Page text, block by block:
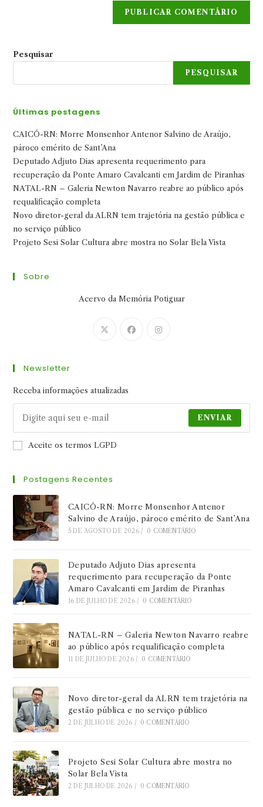
Pesquisar
PESQUISAR
Últimas postagens
CAICÓ-RN: Morre Monsenhor Antenor Salvino de Araújo,
pároco emérito de Sant’Ana
Deputado Adjuto Dias apresenta requerimento para
recuperação da Ponte Amaro Cavalcanti em Jardim de Piranhas
NATAL-RN – Galeria Newton Navarro reabre ao público após
requalificação completa
Novo diretor-geral da ALRN tem trajetória na gestão pública e
no serviço público
Projeto Sesi Solar Cultura abre mostra no Solar Bela Vista
Sobre
Acervo da Memória Potiguar
Abre
Abre
Newsletter
Receba informações atualizadas
ENVIAR
Aceite os termos LGPD
Postagens Recentes
CAICÓ-RN: Morre Monsenhor Antenor
Salvino de Araújo, pároco emérito de Sant’Ana
5 DE AGOSTO DE 2026 / 0 COMENTÁRIO
Deputado Adjuto Dias apresenta
requerimento para recuperação da Ponte
Amaro Cavalcanti em Jardim de Piranhas
16 DE JULHO DE 2026 / 0 COMENTÁRIO
NATAL-RN – Galeria Newton Navarro reabre
ao público após requalificação completa
11 DE JULHO DE 2026 / 0 COMENTÁRIO
Novo diretor-geral da ALRN tem trajetória na
gestão pública e no serviço público
2 DE JULHO DE 2026 / 0 COMENTÁRIO
Projeto Sesi Solar Cultura abre mostra no
Solar Bela Vista
2 DE JULHO DE 2026 / 0 COMENTÁRIO